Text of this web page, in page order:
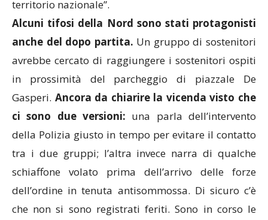
territorio nazionale”.
Alcuni tifosi della Nord sono stati protagonisti
anche del dopo partita. Un gruppo di sostenitori
avrebbe cercato di raggiungere i sostenitori ospiti
in prossimità del parcheggio di piazzale De
Gasperi. Ancora da chiarire la vicenda visto che
ci sono due versioni: una parla dell’intervento
della Polizia giusto in tempo per evitare il contatto
tra i due gruppi; l’altra invece narra di qualche
schiaffone volato prima dell’arrivo delle forze
dell’ordine in tenuta antisommossa. Di sicuro c’è
che non si sono registrati feriti. Sono in corso le